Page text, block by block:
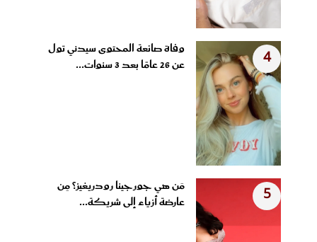
4
وفاة صانعة المحتوى سيدني تول
عن 26 عامًا بعد 3 سنوات...
5
مَن هي جورجينا رودريغيز؟ مِن
عارضة أزياء إلى شريكة...